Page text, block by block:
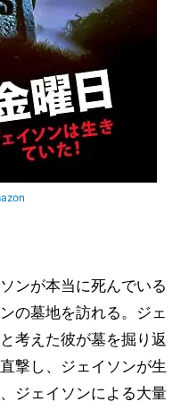
ンが本当に死んでいる
の墓地を訪れる。ジェ
考えた彼が墓を掘り返
撃し、ジェイソンが生
ジェイソンによる大量